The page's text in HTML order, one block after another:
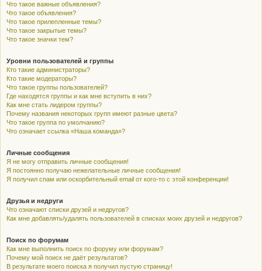
Что такое важные объявления?
Что такое объявления?
Что такое прилепленные темы?
Что такое закрытые темы?
Что такое значки тем?
Уровни пользователей и группы
Кто такие администраторы?
Кто такие модераторы?
Что такое группы пользователей?
Где находятся группы и как мне вступить в них?
Как мне стать лидером группы?
Почему названия некоторых групп имеют разные цвета?
Что такое группа по умолчанию?
Что означает ссылка «Наша команда»?
Личные сообщения
Я не могу отправить личные сообщения!
Я постоянно получаю нежелательные личные сообщения!
Я получил спам или оскорбительный email от кого-то с этой конференции!
Друзья и недруги
Что означают списки друзей и недругов?
Как мне добавлять/удалять пользователей в списках моих друзей и недругов?
Поиск по форумам
Как мне выполнить поиск по форуму или форумам?
Почему мой поиск не даёт результатов?
В результате моего поиска я получил пустую страницу!